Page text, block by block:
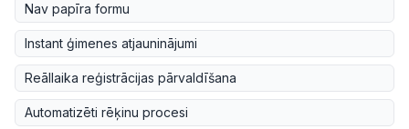
Nav papīra formu
Instant ģimenes atjauninājumi
Reāllaika reģistrācijas pārvaldīšana
Automatizēti rēķinu procesi